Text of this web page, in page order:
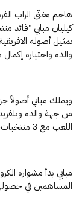
هاجم مغنّي الراب
كيليان مبابي "قائد
تمثيل أصوله
والده واختياره
ويملك مبابي أصولاً
من جهة والده
اللعب مع 3 منتخبات، إلا أنه حسم الأمر سريعاً لصالح فرنسا.
مبابي بدأ مشواره
المساهمين في حصولها